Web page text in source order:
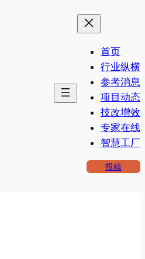
首页
行业纵横
参考消息
项目动态
技改增效
专家在线
智慧工厂
投稿